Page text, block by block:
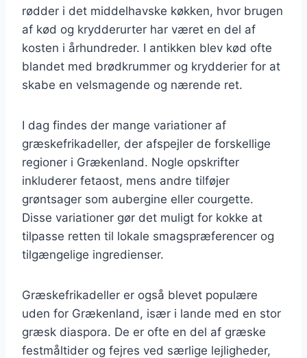
rødder i det middelhavske køkken, hvor brugen
af kød og krydderurter har været en del af
kosten i århundreder. I antikken blev kød ofte
blandet med brødkrummer og krydderier for at
skabe en velsmagende og nærende ret.
I dag findes der mange variationer af
græskefrikadeller, der afspejler de forskellige
regioner i Grækenland. Nogle opskrifter
inkluderer fetaost, mens andre tilføjer
grøntsager som aubergine eller courgette.
Disse variationer gør det muligt for kokke at
tilpasse retten til lokale smagspræferencer og
tilgængelige ingredienser.
Græskefrikadeller er også blevet populære
uden for Grækenland, især i lande med en stor
græsk diaspora. De er ofte en del af græske
festmåltider og fejres ved særlige lejligheder,